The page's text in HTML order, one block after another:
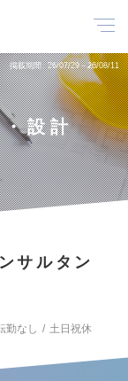
掲載期間 26/07/29～26/08/11
・設計
サルタン
勤なし
土日祝休